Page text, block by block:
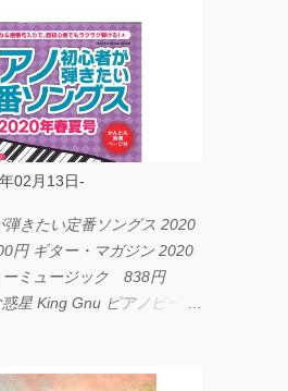
02月13日-
弾きたい定番ソングス 2020
円 ギター・マガジン 2020
ーミュージック 838円
星 King Gnu ピアノピース
男dism バンドピース フェ